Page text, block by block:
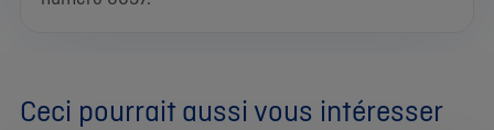
Ceci pourrait aussi vous intéresser